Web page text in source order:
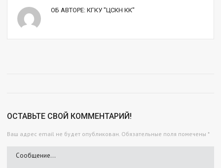
ОБ АВТОРЕ: КГКУ "ЦСКН КК"
ОСТАВЬТЕ СВОЙ КОММЕНТАРИЙ!
Ваш адрес email не будет опубликован. Обязательные поля помечены *